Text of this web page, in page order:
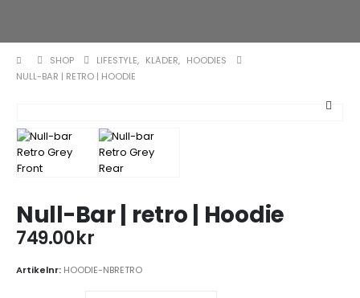
SHOP LIFESTYLE, KLÄDER, HOODIES
NULL-BAR | RETRO | HOODIE
Null-Bar | retro | Hoodie
749.00kr
Artikelnr: HOODIE-NBRETRO